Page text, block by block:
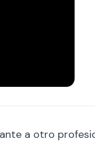
a otro